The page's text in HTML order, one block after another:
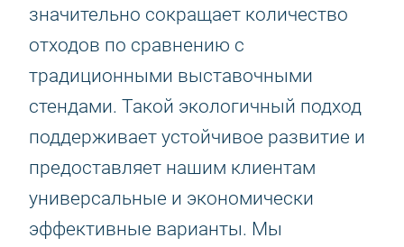
значительно сокращает количество
отходов по сравнению с
традиционными выставочными
стендами. Такой экологичный подход
поддерживает устойчивое развитие и
предоставляет нашим клиентам
универсальные и экономически
эффективные варианты. Мы